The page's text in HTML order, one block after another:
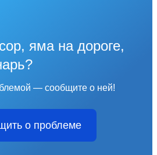
яма на дороге,
— сообщите о ней!
о проблеме